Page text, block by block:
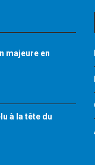
majeure en
à la tête du